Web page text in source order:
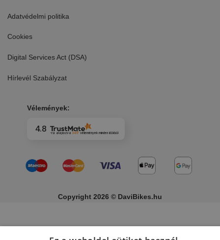
Adatvédelmi politika
Cookies
Digital Services Act (DSA)
Hírlevél Szabályzat
Vélemények:
4.8 -ra alapozva 3417 véleményekminden időkből
Copyright 2026 © DaviBikes.hu